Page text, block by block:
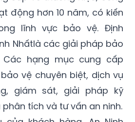
cấp về thương hiệu, công
động hơn 10 năm, có kiến
lĩnh vực bảo vệ. Định
Nhấtlà các giải pháp bảo
Các hạng mục cung cấp
vệ chuyên biệt, dịch vụ